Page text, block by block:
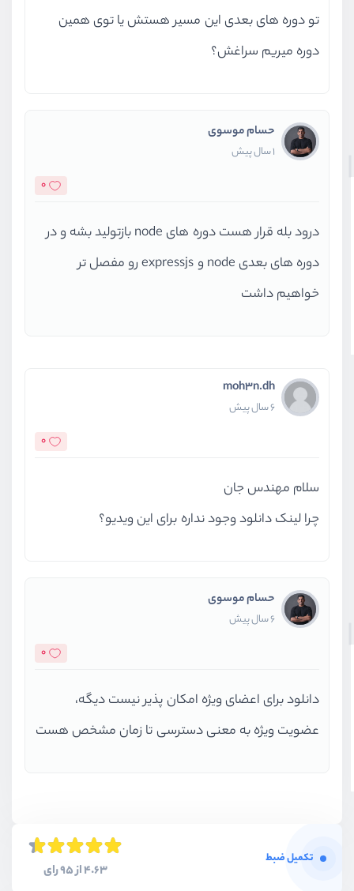
تو دوره های بعدی این مسیر هستش یا توی همین
دوره میریم سراغش؟
حسام موسوی
1 سال پیش
0
درود بله قرار هست دوره های node بازتولید بشه و در
دوره های بعدی node و expressjs رو مفصل تر
خواهیم داشت
moh3n.dh
6 سال پیش
0
سلام مهندس جان
چرا لینک دانلود وجود نداره برای این ویدیو؟
حسام موسوی
6 سال پیش
0
دانلود برای اعضای ویژه امکان پذیر نیست دیگه‌،
عضویت ویژه به معنی دسترسی تا زمان مشخص هست
تکمیل ضبط
4.63 از 95 رای